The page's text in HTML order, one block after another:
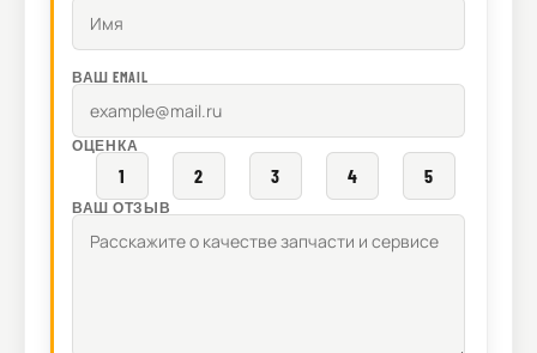
ВАШ EMAIL
ОЦЕНКА
1 2 3 4 5
ВАШ ОТЗЫВ